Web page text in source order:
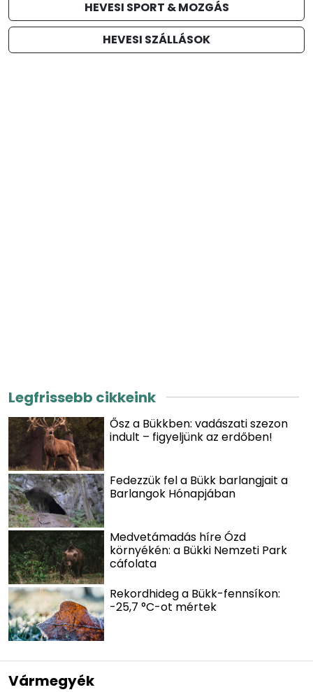
HEVESI SPORT & MOZGÁS
HEVESI SZÁLLÁSOK
Legfrissebb cikkeink
Ősz a Bükkben: vadászati szezon
indult – figyeljünk az erdőben!
Fedezzük fel a Bükk barlangjait a
Barlangok Hónapjában
Medvetámadás híre Ózd
környékén: a Bükki Nemzeti Park
cáfolata
Rekordhideg a Bükk-fennsíkon:
-25,7 °C-ot mértek
Vármegyék